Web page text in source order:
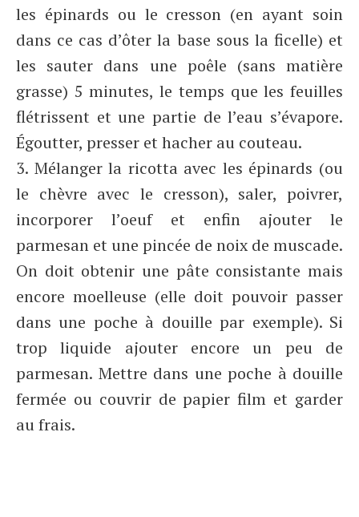
les épinards ou le cresson (en ayant soin
dans ce cas d’ôter la base sous la ficelle) et
les sauter dans une poêle (sans matière
grasse) 5 minutes, le temps que les feuilles
flétrissent et une partie de l’eau s’évapore.
Égoutter, presser et hacher au couteau.
3. Mélanger la ricotta avec les épinards (ou
le chèvre avec le cresson), saler, poivrer,
incorporer l’oeuf et enfin ajouter le
parmesan et une pincée de noix de muscade.
On doit obtenir une pâte consistante mais
encore moelleuse (elle doit pouvoir passer
dans une poche à douille par exemple). Si
trop liquide ajouter encore un peu de
parmesan. Mettre dans une poche à douille
fermée ou couvrir de papier film et garder
au frais.